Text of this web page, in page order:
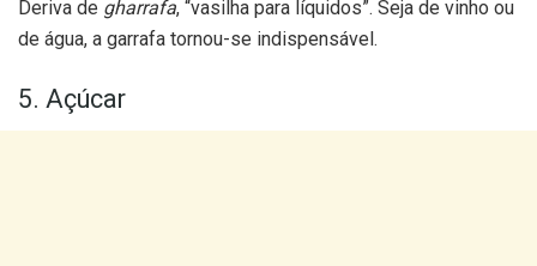
Deriva de gharrafa, “vasilha para líquidos”. Seja de vinho ou
de água, a garrafa tornou-se indispensável.
5. Açúcar